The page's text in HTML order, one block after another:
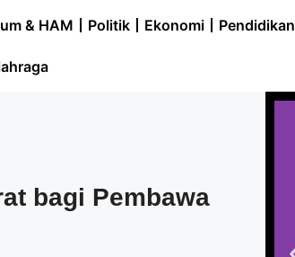
& HAM Politik Ekonomi Pendidikan
bagi Pembawa